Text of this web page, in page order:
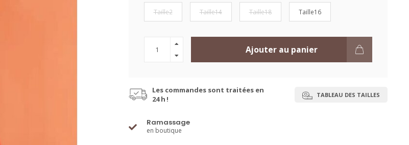
Taille2 Taille14 Taille18 Taille16
Ajouter au panier
Les commandes sont traitées en
24 h !
TABLEAU DES TAILLES
Ramassage
en boutique